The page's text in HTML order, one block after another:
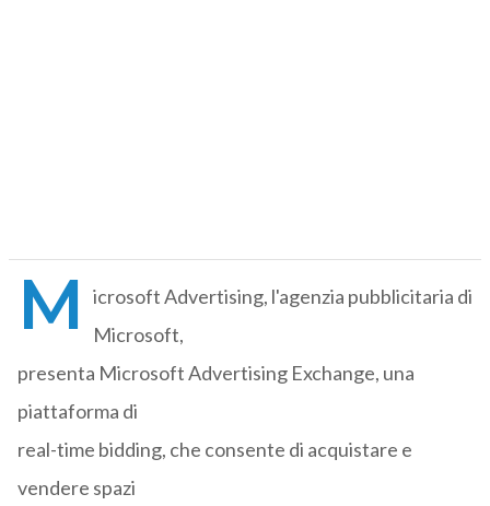
M
icrosoft Advertising, l'agenzia pubblicitaria di
Microsoft,
presenta Microsoft Advertising Exchange, una
piattaforma di
real-time bidding, che consente di acquistare e
vendere spazi